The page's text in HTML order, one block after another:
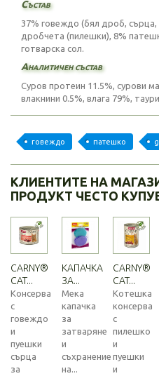
Състав
37% говеждо (бял дроб,
дробчета (пилешки), 8%
готварска сол.
Аналитичен състав
Суров протеин 11.5%, сурови
влакнини 0.5%, влага 79%,
говеждо патешко
КЛИЕНТИТЕ НА
ПРОДУКТ ЧЕСТО
CARNY®
CAT...
Консерва
с
говеждо
и
пуешки
сърца
за
КАПАЧКА
ЗА...
Мека
капачка
за
затваряне
и
съхранение
на...
CARNY®
CAT...
Котешка
консерва
с
пилешко
и
пуешки
и